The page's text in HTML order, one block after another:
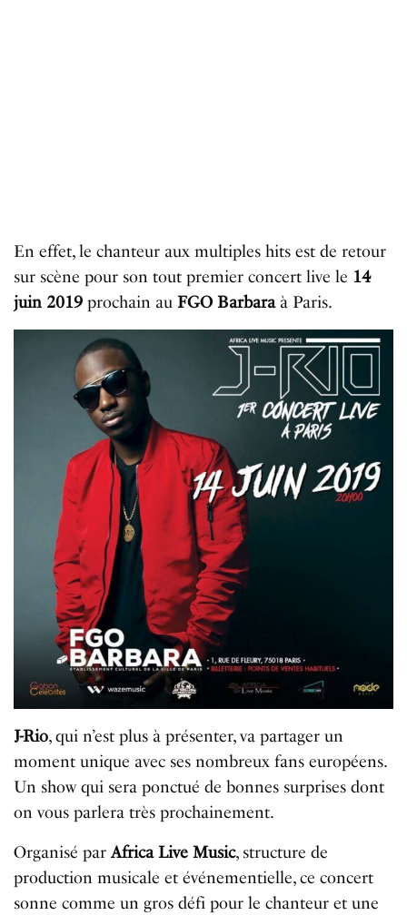
En effet, le chanteur aux multiples hits est de retour
sur scène pour son tout premier concert live le 14
juin 2019 prochain au FGO Barbaraà Paris.
J-Rio, qui n’est plus à présenter, va partager un
moment unique avec ses nombreux fans européens.
Un show qui sera ponctué de bonnes surprises dont
on vous parlera très prochainement.
Organisé parAfrica Live Music, structure de
production musicale et événementielle, ce concert
sonne comme un gros défi pour le chanteur et une